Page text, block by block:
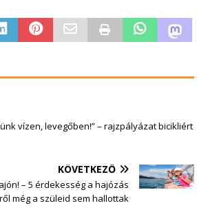
vízen, levegőben!” – rajzpályázat bicikliért
KÖVETKEZŐ
– 5 érdekesség a hajózás
még a szüleid sem hallottak